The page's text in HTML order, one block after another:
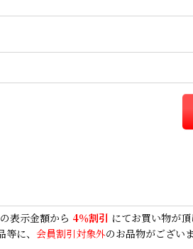
表示金額から 4％割引 にてお買い物が頂
に、 会員割引対象外のお品物がござい